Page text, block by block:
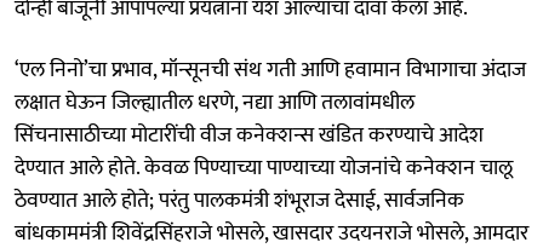
दोन्ही बाजूंनी आपापल्या प्रयत्नांना यश आल्याचा दावा केला आहे.
‘एल निनो’चा प्रभाव, मॉन्सूनची संथ गती आणि हवामान विभागाचा अंदाज
लक्षात घेऊन जिल्ह्यातील धरणे, नद्या आणि तलावांमधील
सिंचनासाठीच्या मोटारींची वीज कनेक्शन्स खंडित करण्याचे आदेश
देण्यात आले होते. केवळ पिण्याच्या पाण्याच्या योजनांचे कनेक्शन चालू
ठेवण्यात आले होते; परंतु पालकमंत्री शंभूराज देसाई, सार्वजनिक
बांधकाममंत्री शिवेंद्रसिंहराजे भोसले, खासदार उदयनराजे भोसले, आमदार